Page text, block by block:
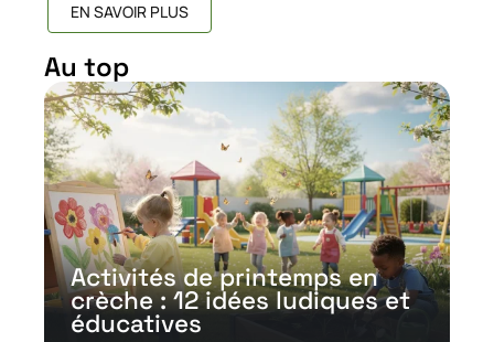
EN SAVOIR PLUS
Au top
Activités de printemps en
crèche : 12 idées ludiques et
éducatives